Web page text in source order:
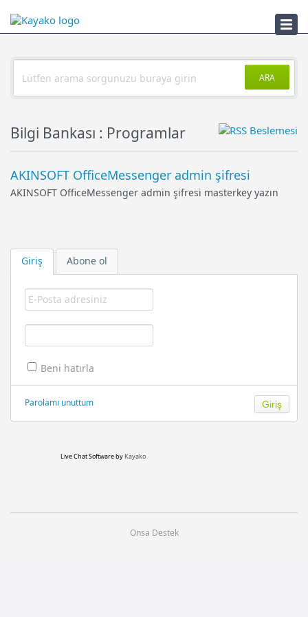
Sorun Çözücü
Giriş Abone ol
Beni hatırla
Parolamı unuttum
Live Chat Softwareby Kayako
ARA
Bilgi Bankası : Programlar
AKINSOFT OfficeMessenger admin şifresi
AKINSOFT OfficeMessenger admin şifresi masterkey yazın
Onsa Destek